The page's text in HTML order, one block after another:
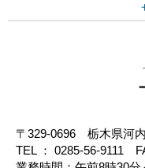
〒329-0696 栃木県河
TEL ： 0285-56-9111